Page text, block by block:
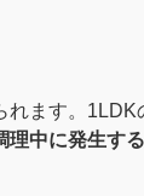
ます。
中に発生す